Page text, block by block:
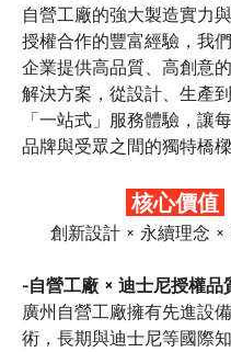
自營工廠的強大製造實力
授權合作的豐富經驗，我
企業提供高品質、高創意
解決方案，從設計、生產
「一站式」服務體驗，讓
品牌與受眾之間的獨特橋樑
核心價值
創新設計 × 永續理念 ×
-自營工廠 × 迪士尼授權品
廣州自營工廠擁有先進設
術，長期與迪士尼等國際